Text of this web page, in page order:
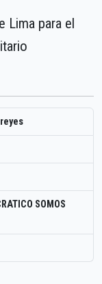
Lima para el
SOMOS